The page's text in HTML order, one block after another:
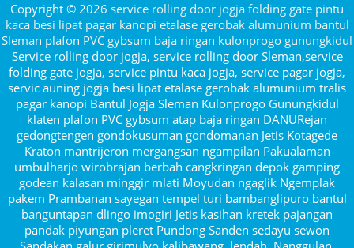
Copyright © 2026 service rolling door jogja folding gate pintu
kaca besi lipat pagar kanopi etalase gerobak alumunium bantul
Sleman plafon PVC gybsum baja ringan kulonprogo gunungkidul
Service rolling door jogja, service rolling door Sleman,service
folding gate jogja, service pintu kaca jogja, service pagar jogja,
servic auning jogja besi lipat etalase gerobak alumunium tralis
pagar kanopi Bantul Jogja Sleman Kulonprogo Gunungkidul
klaten plafon PVC gybsum atap baja ringan DANURejan
gedongtengen gondokusuman gondomanan Jetis Kotagede
Kraton mantrijeron mergangsan ngampilan Pakualaman
umbulharjo wirobrajan berbah cangkringan depok gamping
godean kalasan minggir mlati Moyudan ngaglik Ngemplak
pakem Prambanan sayegan tempel turi bambanglipuro bantul
banguntapan dlingo imogiri Jetis kasihan kretek pajangan
pandak piyungan pleret Pundong Sanden sedayu sewon